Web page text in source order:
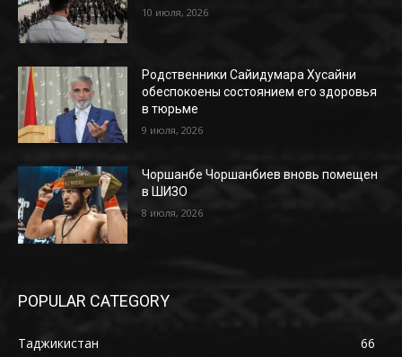
10 июля, 2026
Родственники Сайидумара Хусайни
обеспокоены состоянием его здоровья
в тюрьме
9 июля, 2026
Чоршанбе Чоршанбиев вновь помещен
в ШИЗО
8 июля, 2026
POPULAR CATEGORY
Таджикистан
66